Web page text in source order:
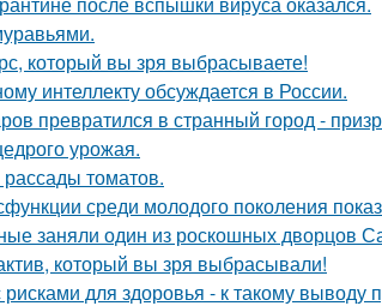
который вы зря выбрасываете!
интеллекту обсуждается в России.
превратился в странный город -
урожая.
томатов.
среди молодого поколения
заняли один из роскошных дворцов
который вы зря выбрасывали!
для здоровья - к такому выводу